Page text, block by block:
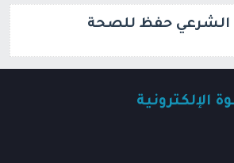
الشرعي حفظ للصحة
الإلكترونية